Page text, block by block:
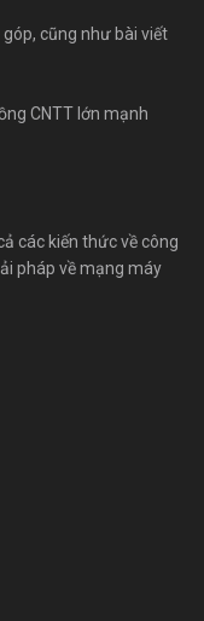
cũng như bài viết
CNTT lớn mạnh
các kiến thức về công
pháp về mạng máy